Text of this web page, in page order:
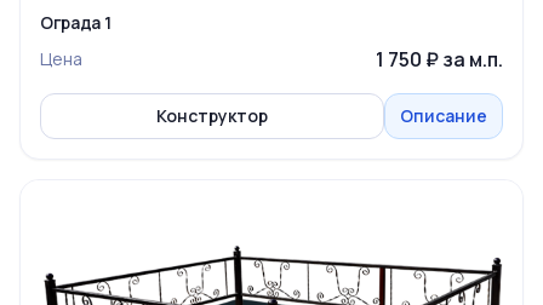
Ограда 1
Цена
1 750 ₽ за м.п.
Конструктор Описание